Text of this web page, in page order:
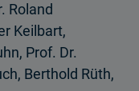
Roland
Keilbart,
Prof. Dr.
Berthold Rüth,